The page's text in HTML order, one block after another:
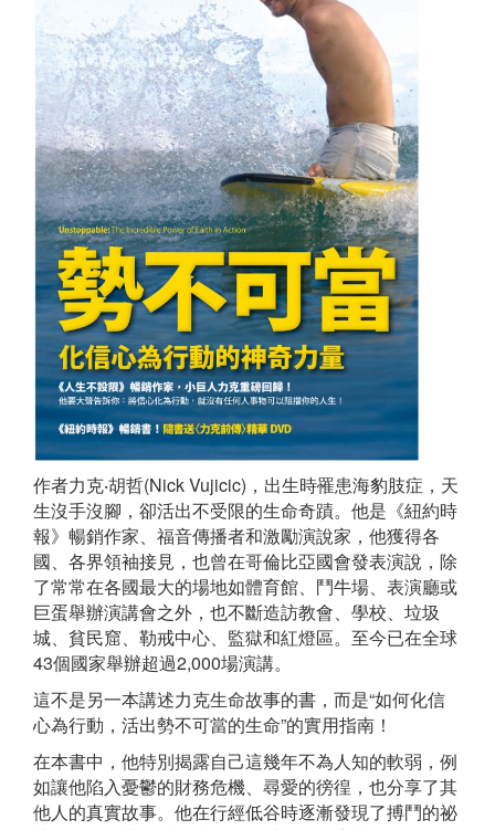
作者力克‧胡哲(Nick Vujicic)，出生時罹患海豹肢症，天
生沒手沒腳，卻活出不受限的生命奇蹟。他是《紐約時
報》暢銷作家、福音傳播者和激勵演說家，他獲得各
國、各界領袖接見，也曾在哥倫比亞國會發表演說，除
了常常在各國最大的場地如體育館、鬥牛場、表演廳或
巨蛋舉辦演講會之外，也不斷造訪教會、學校、垃圾
城、貧民窟、勒戒中心、監獄和紅燈區。至今已在全球
43個國家舉辦超過2,000場演講。
這不是另一本講述力克生命故事的書，而是“如何化信
心為行動，活出勢不可當的生命”的實用指南！
在本書中，他特別揭露自己這幾年不為人知的軟弱，例
如讓他陷入憂鬱的財務危機、尋愛的徬徨，也分享了其
他人的真實故事。他在行經低谷時逐漸發現了搏鬥的祕